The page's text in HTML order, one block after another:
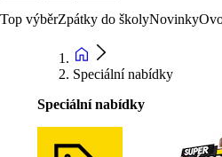
Top výběrZpátky do školyNovinky
Speciální nabídky
Speciální nabídky